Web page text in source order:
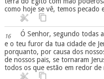
como hoje se vê, temos pecado
16
Ó Senhor, segundo todas
e o teu furor da tua cidade de
porquanto, por causa dos
de nossos pais, se tornaram
todos os que estão em redor de